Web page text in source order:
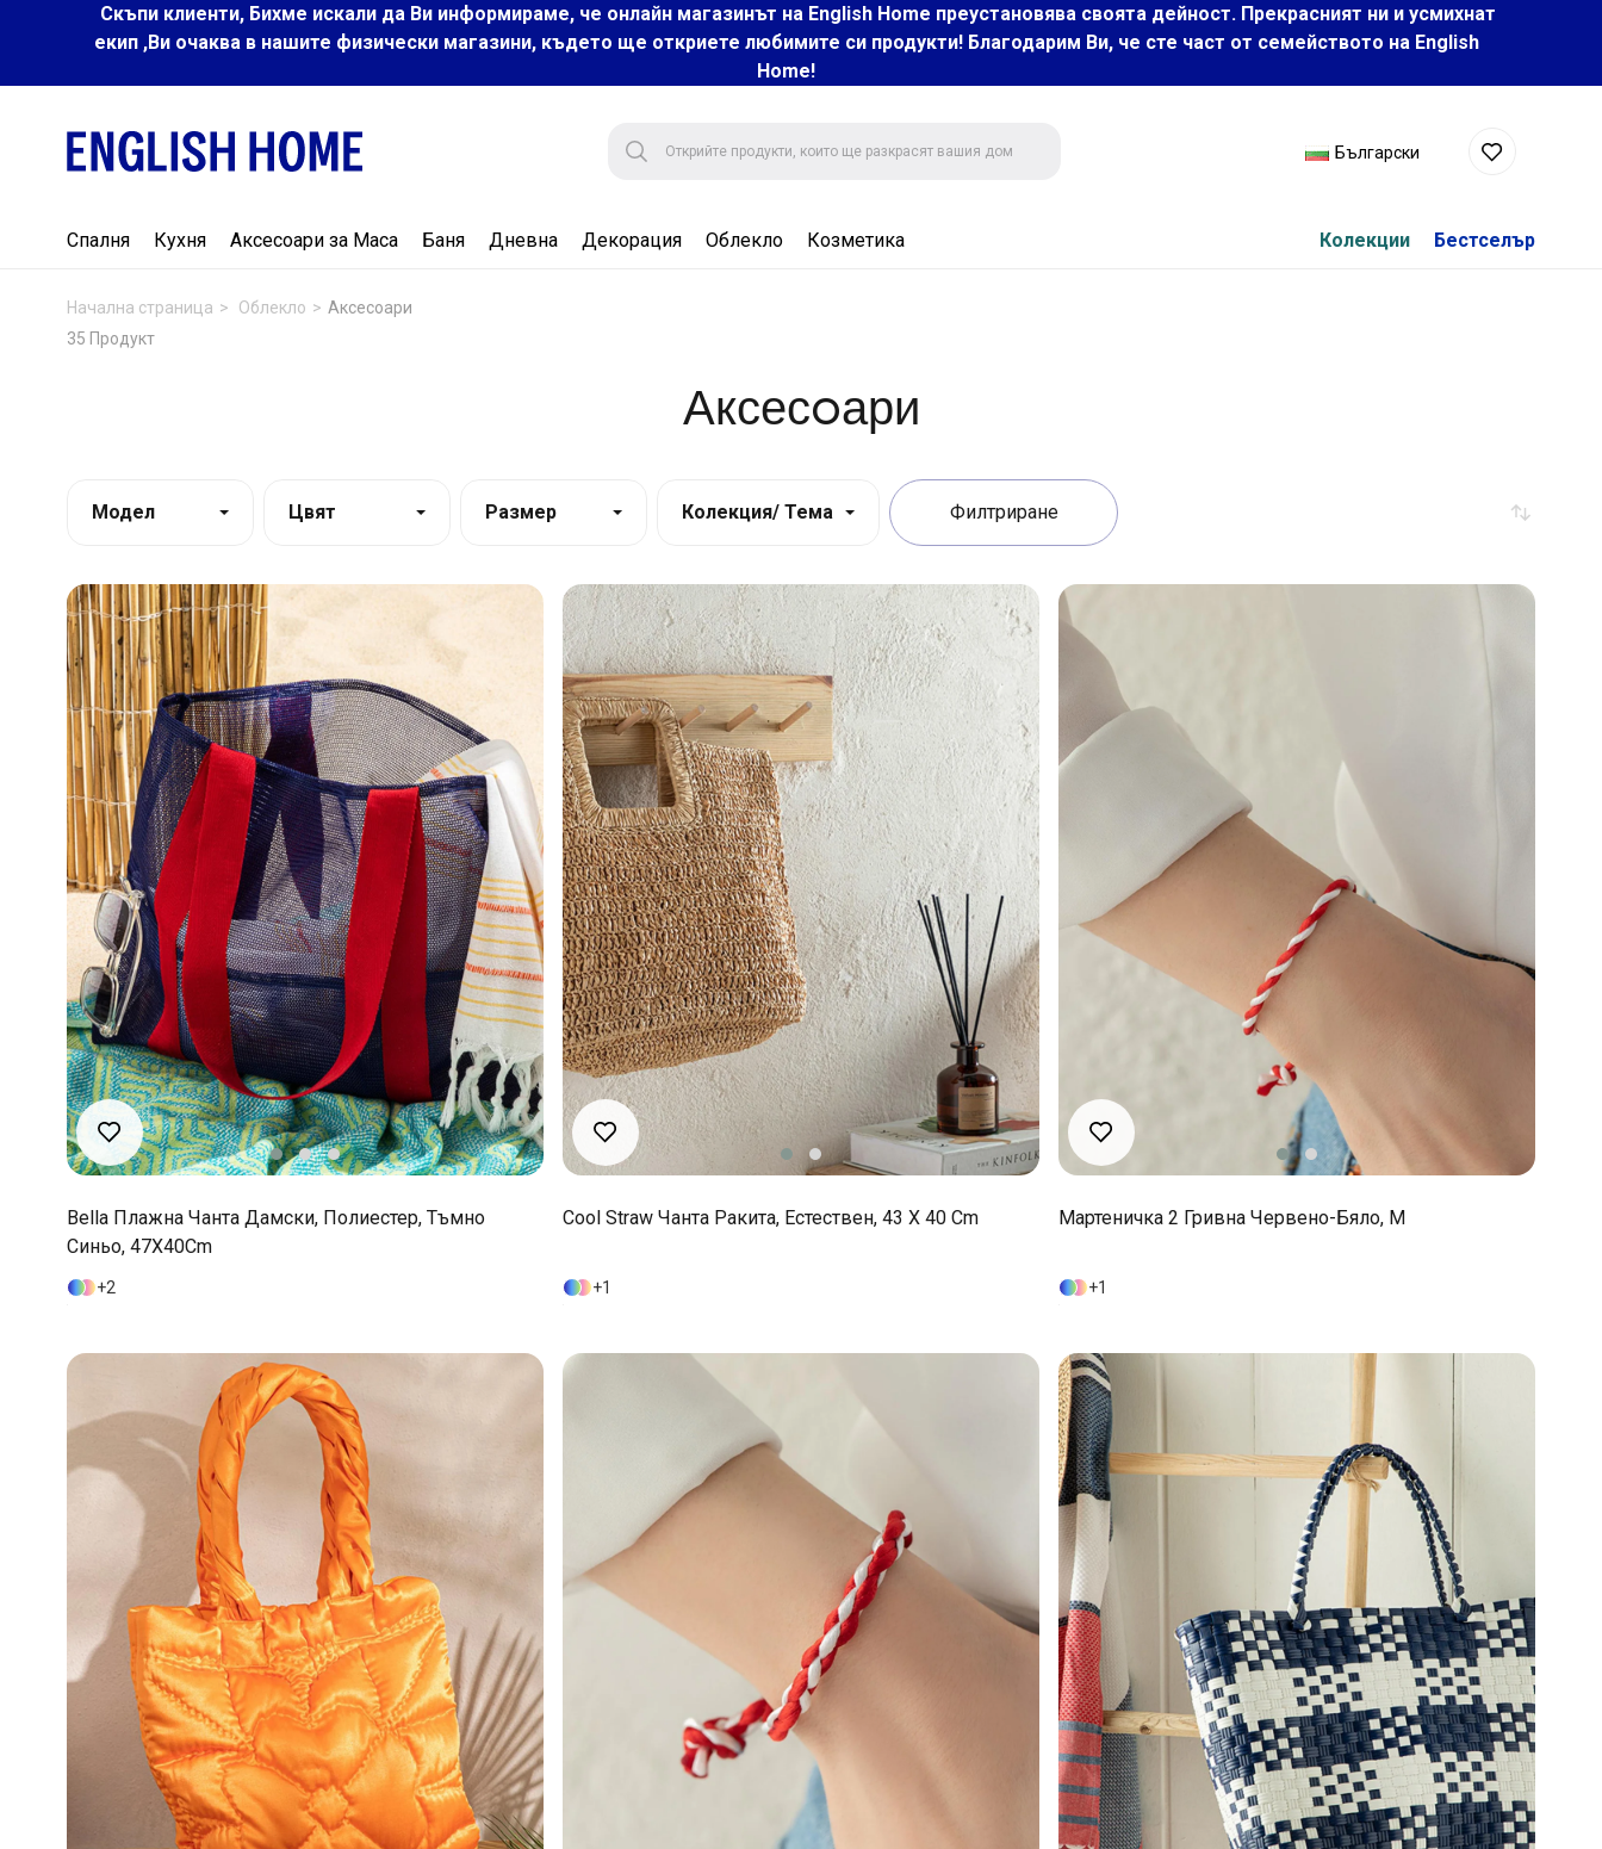
Скъпи клиенти, Бихме искали да Ви информираме, че онлайн магазинът на English Home преустановява своята дейност. Прекрасният ни и усмихнат
екип ,Ви очаква в нашите физически магазини, където ще откриете любимите си продукти! Благодарим Ви, че сте част от семейството на Еnglish
Home!
Български
Спалня Кухня Аксесоари за Маса Баня Дневна Декорация Облекло Козметика Колекции Бестселър
Начална страница Облекло
Аксесoари
35 Продукт
Аксесoари
Филтриране
Модел Цвят Размер Колекция/ Тема
Bella Плажна Чанта Дамски, Полиестер, Тъмно
Синьо, 47X40Cm
2
Cool Straw Чанта Ракита, Естествен, 43 X 40 Cm
1
Maртеничка 2 Гривна Червено-Бяло, M
1